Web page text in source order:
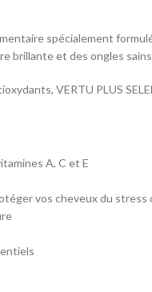
spécialement
brillante et des ongles
VERTU PLUS
A, C et E
vos cheveux du stress